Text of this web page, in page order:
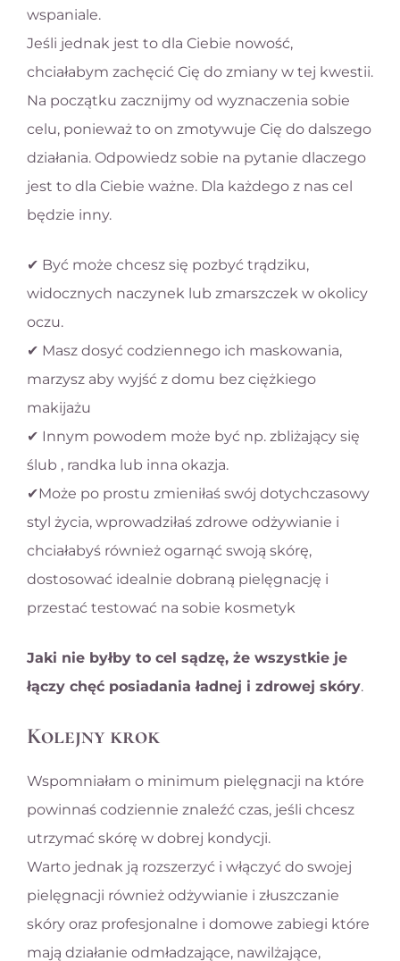
wspaniale.
Jeśli jednak jest to dla Ciebie nowość,
chciałabym zachęcić Cię do zmiany w tej kwestii.
Na początku zacznijmy od wyznaczenia sobie
celu, ponieważ to on zmotywuje Cię do dalszego
działania. Odpowiedz sobie na pytanie dlaczego
jest to dla Ciebie ważne. Dla każdego z nas cel
będzie inny.
✔ Być może chcesz się pozbyć trądziku,
widocznych naczynek lub zmarszczek w okolicy
oczu.
✔ Masz dosyć codziennego ich maskowania,
marzysz aby wyjść z domu bez ciężkiego
makijażu
✔ Innym powodem może być np. zbliżający się
ślub , randka lub inna okazja.
✔Może po prostu zmieniłaś swój dotychczasowy
styl życia, wprowadziłaś zdrowe odżywianie i
chciałabyś również ogarnąć swoją skórę,
dostosować idealnie dobraną pielęgnację i
przestać testować na sobie kosmetyk
Jaki nie byłby to cel sądzę, że wszystkie je
łączy chęć posiadania ładnej i zdrowej skóry.
Kolejny krok
Wspomniałam o minimum pielęgnacji na które
powinnaś codziennie znaleźć czas, jeśli chcesz
utrzymać skórę w dobrej kondycji.
Warto jednak ją rozszerzyć i włączyć do swojej
pielęgnacji również odżywianie i złuszczanie
skóry oraz profesjonalne i domowe zabiegi które
mają działanie odmładzające, nawilżające,